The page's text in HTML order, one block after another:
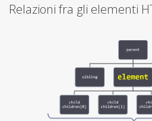
Relazioni fra gli elementi